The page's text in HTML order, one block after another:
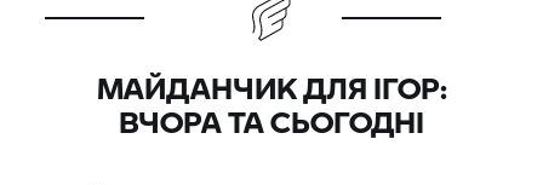
МАЙДАНЧИК ДЛЯ ІГОР:
ВЧОРА ТА СЬОГОДНІ